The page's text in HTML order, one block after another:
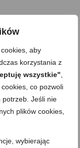
aby
korzystania z
wszystkie"
co pozwoli
potrzeb. Jeśli nie
plików cookies,
wybierając